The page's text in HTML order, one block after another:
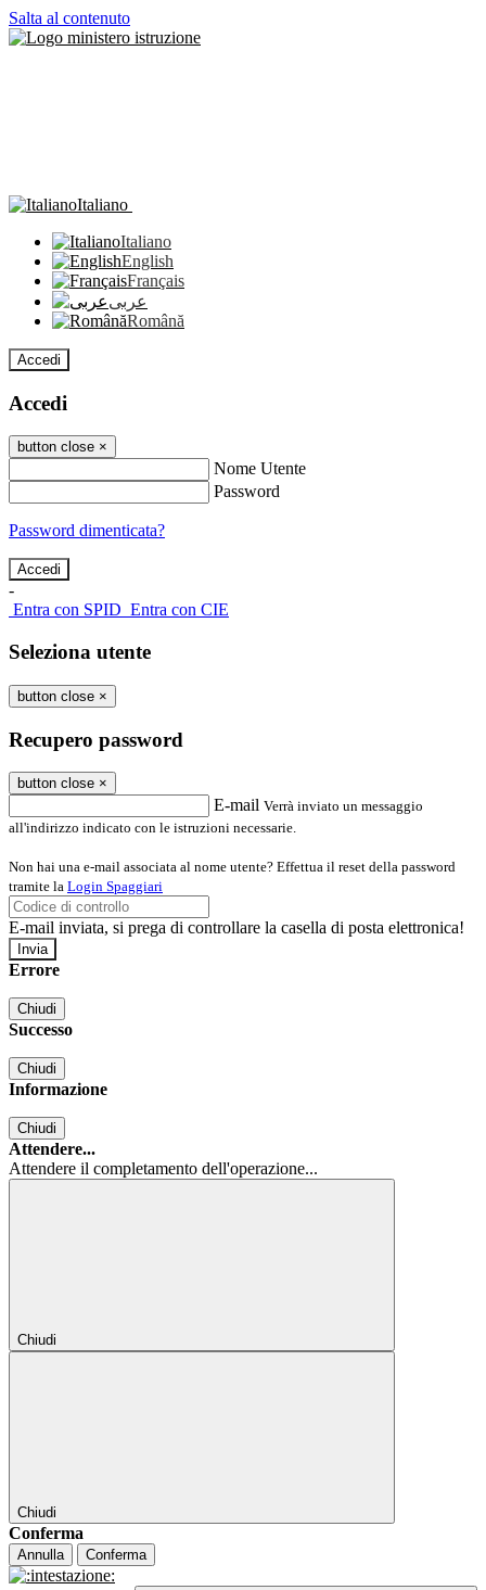
Salta al contenuto
Italiano
Italiano
English
Français
عربى
Română
Accedi
Accedi
button close ×
Nome Utente
Password
Password dimenticata?
-
Entra con SPID Entra con CIE
Seleziona utente
button close ×
Recupero password
button close ×
E-mail Verrà inviato un messaggio
all'indirizzo indicato con le istruzioni necessarie.
Non hai una e-mail associata al nome utente? Effettua il reset della password
tramite la Login Spaggiari
E-mail inviata, si prega di controllare la casella di posta elettronica!
Errore
Chiudi
Successo
Chiudi
Informazione
Chiudi
Attendere...
Attendere il completamento dell'operazione...
Chiudi
Chiudi
Conferma
Annulla Conferma